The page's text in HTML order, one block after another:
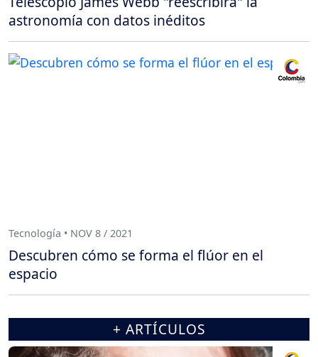
astronomía con datos inéditos
Tecnología • NOV 8 / 2021
Descubren cómo se forma el flúor en el
espacio
+ ARTÍCULOS